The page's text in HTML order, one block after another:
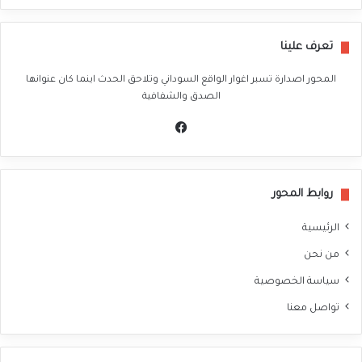
تعرف علينا
المحور اصدارة تسبر اغوار الواقع السوداني وتلاحق الحدث اينما كان عنوانها
الصدق والشفافية
روابط المحور
الرئيسية
من نحن
سياسة الخصوصية
تواصل معنا